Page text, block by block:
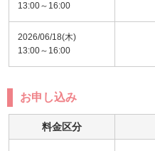
13:00～16:00
2026/06/18(木)
13:00～16:00
お申し込み
料金区分